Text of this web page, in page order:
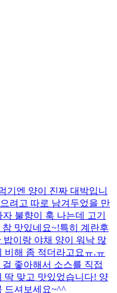
기엔 양이 진짜 대박입니
려고 따로 남겨두었을 만
불향이 훅 나는데 고기
맛있네요~!특히 계란후
밥이랑 야채 양이 워낙 많
비해 좀 적더라고요ㅠ.ㅠ
좋아해서 소스를 직접
딱 맞고 맛있었습니다! 양
드셔보세요~^^